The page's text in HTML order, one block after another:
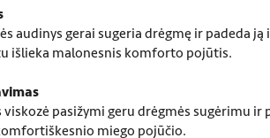
audinys gerai sugeria drėgmę ir padeda
išlieka malonesnis komforto pojūtis.
pasižymi geru drėgmės sugėrimu ir
miego pojūčio.